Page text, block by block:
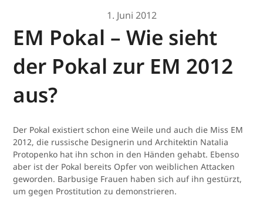
1. Juni 2012
EM Pokal – Wie sieht
der Pokal zur EM 2012
aus?
Der Pokal existiert schon eine Weile und auch die Miss EM
2012, die russische Designerin und Architektin Natalia
Protopenko hat ihn schon in den Händen gehabt. Ebenso
aber ist der Pokal bereits Opfer von weiblichen Attacken
geworden. Barbusige Frauen haben sich auf ihn gestürzt,
um gegen Prostitution zu demonstrieren.